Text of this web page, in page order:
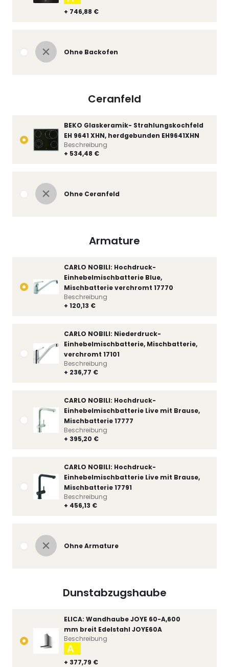
+ 746,88 €
Ohne Backofen
Ceranfeld
BEKO Glaskeramik- Strahlungskochfeld
EH 9641 XHN, herdgebunden EH9641XHN
+ 534,48 €
Beschreibung
Ohne Ceranfeld
Armature
CARLO NOBILI: Hochdruck-
Einhebelmischbatterie Blue,
Mischbatterie verchromt 17770
+ 120,13 €
Beschreibung
CARLO NOBILI: Niederdruck-
Einhebelmischbatterie, Mischbatterie,
verchromt 17101
+ 236,77 €
Beschreibung
CARLO NOBILI: Hochdruck-
Einhebelmischbatterie Live mit Brause,
Mischbatterie 17777
+ 395,20 €
Beschreibung
CARLO NOBILI: Hochdruck-
Einhebelmischbatterie Live mit Brause,
Mischbatterie 17791
+ 456,13 €
Beschreibung
Ohne Armature
Dunstabzugshaube
ELICA: Wandhaube JOYE 60-A,600
mm breit Edelstahl JOYE60A
+ 377,79 €
A
Beschreibung